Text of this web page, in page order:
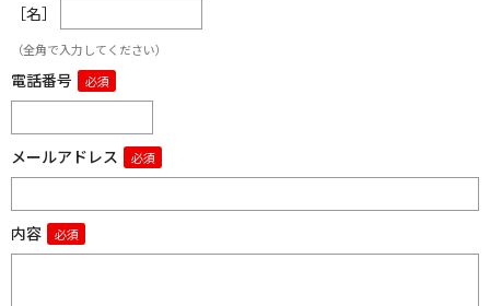
［名］
（全角で入力してください）
電話番号
メールアドレス
内容